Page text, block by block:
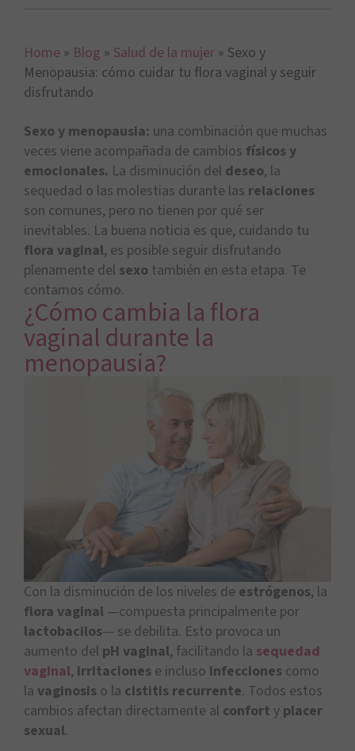
Home » Blog » Salud de la mujer » Sexo y
Menopausia: cómo cuidar tu flora vaginal y seguir
disfrutando
Sexo y menopausia: una combinación que muchas
veces viene acompañada de cambios físicos y
emocionales. La disminución del deseo, la
sequedad o las molestias durante las relaciones
son comunes, pero no tienen por qué ser
inevitables. La buena noticia es que, cuidando tu
flora vaginal, es posible seguir disfrutando
plenamente del sexo también en esta etapa. Te
contamos cómo.
¿Cómo cambia la flora
vaginal durante la
menopausia?
Con la disminución de los niveles de estrógenos, la
flora vaginal —compuesta principalmente por
lactobacilos— se debilita. Esto provoca un
aumento del pH vaginal, facilitando la sequedad
vaginal, irritaciones e incluso infecciones como
la vaginosis o la cistitis recurrente. Todos estos
cambios afectan directamente al confort y placer
sexual.